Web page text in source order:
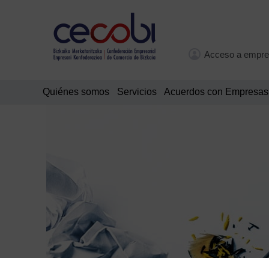
Acceso a
Quiénes somos Servicios Acuerdos con Empresas